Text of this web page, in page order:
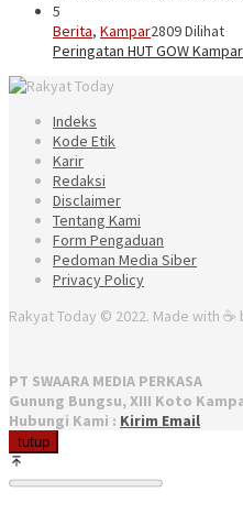
5
Berita, Kampar2809 Dilihat
Peringatan HUT GOW
Indeks
Kode Etik
Karir
Redaksi
Disclaimer
Tentang Kami
Form Pengaduan
Pedoman Media Siber
Privacy Policy
Rakyat Today © 2022. Made with ☕
PT SWAARA MEDIA PERKASA
Gunung Bungsu, XIII Koto
Hubungi Kami : Kirim Email
tutup